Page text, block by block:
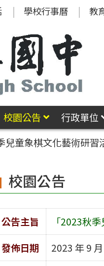
學校行事曆 教
校園公告 行政單位
兒童象棋文化藝術研
校園公告
公告主旨
「2023秋
發佈日期
2023 年 9